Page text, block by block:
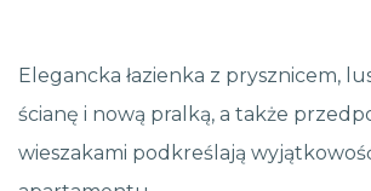
Elegancka łazienka z prysznicem,
ścianę i nową pralką, a także
wieszakami podkreślają